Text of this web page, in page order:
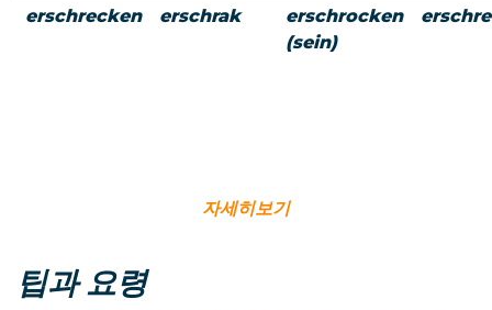
erschrecken erschrak
erschrocken
(sein)
자세히보기
팁과 요령